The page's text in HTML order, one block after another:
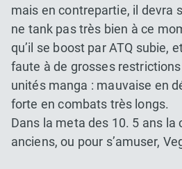
mais en contrepartie, il devra
ne tank pas très bien à ce
qu’il se boost par ATQ subie,
faute à de grosses
unités manga : mauvaise en
forte en combats très longs.
Dans la meta des 10. 5 ans
anciens, ou pour s’amuser,